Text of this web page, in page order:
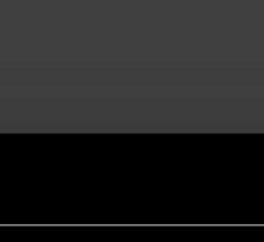
beställning.